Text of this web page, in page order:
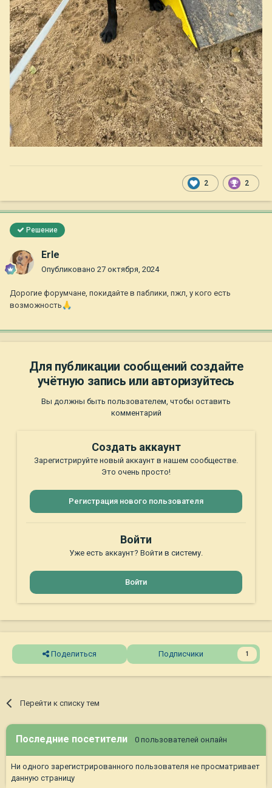
2 2
Решение
Erle
Опубликовано 27 октября, 2024
Дорогие форумчане, покидайте в паблики, пжл, у кого есть
возможность 🙏
Для публикации сообщений создайте
учётную запись или авторизуйтесь
Вы должны быть пользователем, чтобы оставить
комментарий
Создать аккаунт
Зарегистрируйте новый аккаунт в нашем сообществе.
Это очень просто!
Регистрация нового пользователя
Войти
Уже есть аккаунт? Войти в систему.
Войти
Поделиться Подписчики 1
Перейти к списку тем
Последние посетители 0 пользователей онлайн
Ни одного зарегистрированного пользователя не просматривает
данную страницу